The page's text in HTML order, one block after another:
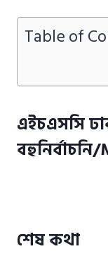
Table of
এইচএসসি
শেষ কথা